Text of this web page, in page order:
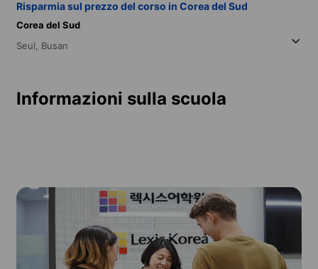
Risparmia sul prezzo del corso in Corea del Sud
Corea del Sud
Seul, Busan
Informazioni sulla scuola